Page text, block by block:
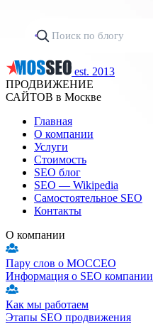
est. 2013
ПРОДВИЖЕНИЕ
САЙТОВ в Москве
Главная
О компании
Услуги
Стоимость
SEO блог
SEO — Wikipedia
Самостоятельное SEO
Контакты
О компании
Пару слов о МОССЕО
Информация о SEO компании
Как мы работаем
Этапы SEO продвижения